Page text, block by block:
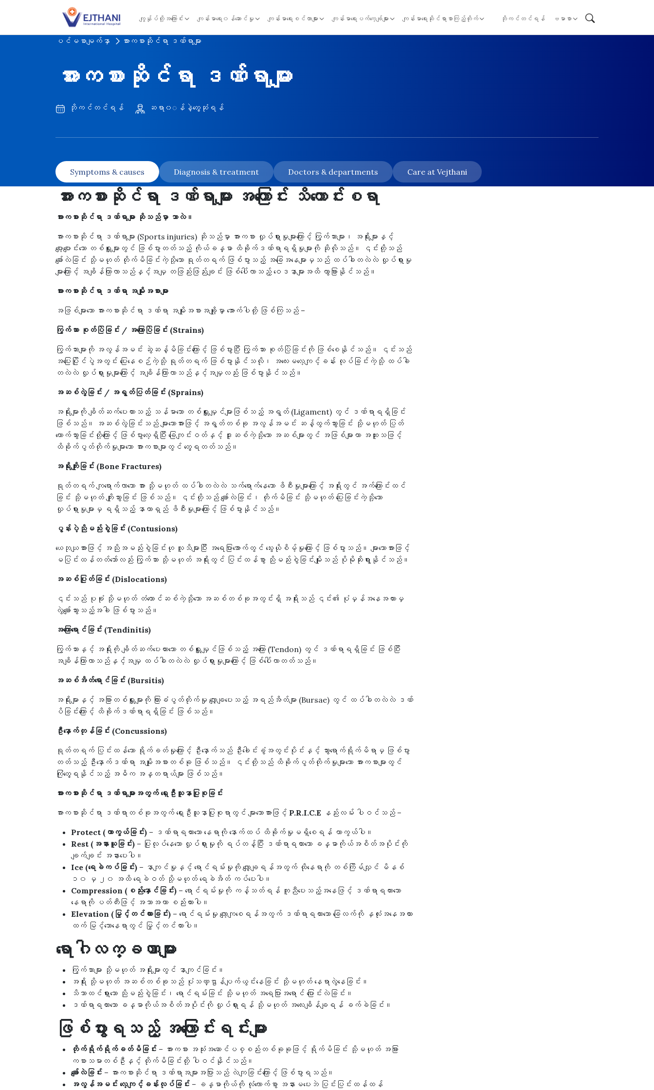
ကျွန်ုပ်တို့အကြောင်း ကျန်းမာရေး၀န်ဆောင်မှု ကျန်းမာရေးစင်တာများ ကျန်းမာရေးပက်ကေ့ချ်များ ကျန်းမာရေးဆိုင်ရာစာကြည့်တိုက် ဘိုကင်တင်ရန် ဗမာစာ
ပင်မစာမျက်နှာ အားကစားဆိုင်ရာ ဒဏ်ရာများ
အားကစားဆိုင်ရာ ဒဏ်ရာများ
ဘိုကင်တင်ရန် ဆရာ၀◌န်နဲ့တွေ့ဆုံရန်
Symptoms & causes Diagnosis & treatment Doctors & departments Care at Vejthani
အားကစားဆိုင်ရာ ဒဏ်ရာများ အကြောင်း သိကောင်းစရာ
အားကစားဆိုင်ရာ ဒဏ်ရာများ ဆိုသည်မှာ ဘာလဲ။
အားကစားဆိုင်ရာ ဒဏ်ရာများ (Sports injuries) ဆိုသည်မှာ အားကစား လှုပ်ရှားမှုများကြောင့် ကြွက်သားများ၊ အရိုးများနှင့်
ပျော့ပျောင်းသော တစ်ရှူးများတွင် ဖြစ်ပွားတတ်သည့် ကိုယ်ခန္ဓာ ထိခိုက်ဒဏ်ရာရရှိမှုများကို ဆိုလိုသည်။ ၎င်းတို့သည်
ချော်လဲခြင်း သို့မဟုတ် တိုက်မိခြင်းကဲ့သို့သော ရုတ်တရက် ဖြစ်ပွားသည့် အခြေအနေများမှသည် ထပ်ခါတလဲလဲ လှုပ်ရှားမှု
များကြောင့် အချိန်ကြာလာသည်နှင့်အမျှ တဖြည်းဖြည်းချင်း ဖြစ်ပေါ်လာသည့် ဝေဒနာများအထိ ကွာခြားနိုင်သည်။
အားကစားဆိုင်ရာ ဒဏ်ရာ အမျိုးအစားများ
အဖြစ်များသော အားကစားဆိုင်ရာ ဒဏ်ရာ အမျိုးအစားအချို့မှာ အောက်ပါတို့ ဖြစ်ကြသည် –
ကြွက်သား စုတ်ပြဲခြင်း / အကြောပြဲခြင်း (Strains)
ကြွက်သားများကို အလွန်အမင်း ဆွဲဆန့်မိခြင်းကြောင့် ဖြစ်ပွားပြီး ကြွက်သား စုတ်ပြဲခြင်းကို ဖြစ်စေနိုင်သည်။ ၎င်းသည်
အပြေးပြိုင်ပွဲအတွင်း ပြေးနေစဉ်ကဲ့သို့ ရုတ်တရက် ဖြစ်ပွားနိုင်သလို၊ အလေးမလေ့ကျင့်ခန်း လုပ်ခြင်းကဲ့သို့ ထပ်ခါ
တလဲလဲ လှုပ်ရှားမှုများကြောင့် အချိန်ကြာလာသည်နှင့်အမျှလည်း ဖြစ်ပွားနိုင်သည်။
အဆစ်လွဲခြင်း / အရွတ်ပြတ်ခြင်း (Sprains)
အရိုးများကို ချိတ်ဆက်ပေးထားသည့် သန်မာသော တစ်ရှူးမျှင်များဖြစ်သည့် အရွတ် (Ligament) တွင် ဒဏ်ရာရရှိခြင်း
ဖြစ်သည်။ အဆစ်လွဲခြင်းသည် များသောအားဖြင့် အရွတ်တစ်ခု အလွန်အမင်း ဆန့်ထွက်သွားခြင်း သို့မဟုတ် ပြတ်
တောက်သွားခြင်းတို့ကြောင့် ဖြစ်ပွားလေ့ရှိပြီး ခြေကျင်းဝတ်နှင့် ဒူးဆစ်ကဲ့သို့သော အဆစ်များတွင် အဖြစ်များကာ အထူးသဖြင့်
ထိခိုက်ပွတ်တိုက်မှုများသော အားကစားများတွင် တွေ့ရတတ်သည်။
အရိုးကျိုးခြင်း (Bone Fractures)
ရုတ်တရက် ကျရောက်လာသော အား သို့မဟုတ် ထပ်ခါတလဲလဲ သက်ရောက်နေသော ဖိစီးမှုများကြောင့် အရိုးတွင် အက်ကြောင်းထင်
ခြင်း သို့မဟုတ် ကျိုးသွားခြင်း ဖြစ်သည်။ ၎င်းတို့သည် ချော်လဲခြင်း၊ တိုက်မိခြင်း သို့မဟုတ် ပြေးခြင်းကဲ့သို့သော
လှုပ်ရှားမှုများမှ ရရှိသည့် နာတာရှည် ဖိစီးမှုများကြောင့် ဖြစ်ပွားနိုင်သည်။
ပွန်းပဲ့ညိုမည်းစွဲခြင်း (Contusions)
ယေဘုယျအားဖြင့် အညိုအမည်းစွဲခြင်းဟု လူသိများပြီး အရေပြားအောက်တွင် သွေးယိုစိမ့်မှုကြောင့် ဖြစ်ပွားသည်။ များသောအားဖြင့်
မပြင်းထန်တတ်သော်လည်း ကြွက်သား သို့မဟုတ် အရိုးတွင် ပြင်းထန်စွာ ညိုမည်းစွဲခြင်းမျိုးသည် ပိုမိုဆိုးရွားနိုင်သည်။
အဆစ်ပြုတ်ခြင်း (Dislocations)
၎င်းသည် ပုခုံး သို့မဟုတ် တံတောင်ဆစ်ကဲ့သို့သော အဆစ်တစ်ခုအတွင်းရှိ အရိုးသည် ၎င်း၏ ပုံမှန်အနေအထားမှ
လွဲချော်သွားသည့်အခါ ဖြစ်ပွားသည်။
အကြောရောင်ခြင်း (Tendinitis)
ကြွက်သားနှင့် အရိုးကို ချိတ်ဆက်ပေးထားသော တစ်ရှူးမျှင်ဖြစ်သည့် အကြော (Tendon) တွင် ဒဏ်ရာရရှိခြင်း ဖြစ်ပြီး
အချိန်ကြာလာသည်နှင့်အမျှ ထပ်ခါတလဲလဲ လှုပ်ရှားမှုများကြောင့် ဖြစ်ပေါ်လာတတ်သည်။
အဆစ်အိတ်ရောင်ခြင်း (Bursitis)
အရိုးများနှင့် အခြားတစ်ရှူးများကို ကြားခံပွတ်တိုက်မှု လျှော့ချပေးသည့် အရည်အိတ်များ (Bursae) တွင် ထပ်ခါတလဲလဲ ဒဏ်
ပိခြင်းကြောင့် ထိခိုက်ဒဏ်ရာရရှိခြင်း ဖြစ်သည်။
ဦးနှောက်တုန်ခြင်း (Concussions)
ရုတ်တရက် ပြင်းထန်သော ရိုက်ခတ်မှုကြောင့် ဦးနှောက်သည် ဦးခေါင်းခွံအတွင်းပိုင်းနှင့် သွားရောက်ရိုက်မိရာမှ ဖြစ်ပွား
တတ်သည့် ဦးနှောက်ဒဏ်ရာ အမျိုးအစားတစ်ခု ဖြစ်သည်။ ၎င်းတို့သည် ထိခိုက်ပွတ်တိုက်မှုများသော အားကစားများတွင်
ကြုံတွေ့ရနိုင်သည့် အဓိက အန္တရာယ်များ ဖြစ်သည်။
အားကစားဆိုင်ရာ ဒဏ်ရာများအတွက် ရှေးဦးသူနာပြုစုခြင်း
အားကစားဆိုင်ရာ ဒဏ်ရာတစ်ခုအတွက် ရှေးဦးသူနာပြုစုရာတွင် များသောအားဖြင့် P.R.I.C.E နည်းလမ်း ပါဝင်သည် –
Protect (ကာကွယ်ခြင်း) – ဒဏ်ရာရထားသော နေရာကို နောက်ထပ် ထိခိုက်မှုမရှိစေရန် ကာကွယ်ပါ။
Rest (အနားယူခြင်း) – ပြုလုပ်နေသော လှုပ်ရှားမှုကို ရပ်တန့်ပြီး ဒဏ်ရာရထားသော ခန္ဓာကိုယ်အစိတ်အပိုင်းကို
ချက်ချင်း အနားပေးပါ။
Ice (ရေခဲကပ်ခြင်း) – နာကျင်မှုနှင့် ရောင်ရမ်းမှုကို လျှော့ချရန်အတွက် ထိုနေရာကို တစ်ကြိမ်လျှင် မိနစ်
၁၀ မှ ၂၀ အထိ ရေခဲဝတ် သို့မဟုတ် ရေခဲအိတ် ကပ်ပေးပါ။
Compression (စည်းနှောင်ခြင်း) – ရောင်ရမ်းမှုကို ကန့်သတ်ရန် ကူညီပေးသည့်အနေဖြင့် ဒဏ်ရာရထားသော
နေရာကို ပတ်တီးဖြင့် အသာအယာ စည်းထားပါ။
Elevation (မြှင့်တင်ထားခြင်း) – ရောင်ရမ်းမှု လျော့ကျစေရန်အတွက် ဒဏ်ရာရထားသော ခြေလက်ကို နှလုံးအနေအထား
ထက် မြင့်သောနေရာတွင် မြှင့်တင်ထားပါ။
ရောဂါလက္ခဏာများ
ကြွက်သားများ သို့မဟုတ် အရိုးများတွင် နာကျင်ခြင်း။
အရိုး သို့မဟုတ် အဆစ်တစ်ခုသည် ပုံသဏ္ဌာန်ပျက်ယွင်းနေခြင်း သို့မဟုတ် နေရာလွဲနေခြင်း။
သိသာထင်ရှားသော ညိုမည်းစွဲခြင်း၊ ရောင်ရမ်းခြင်း သို့မဟုတ် အရေပြားအရောင် ပြောင်းလဲခြင်း။
ဒဏ်ရာရထားသော ခန္ဓာကိုယ်အစိတ်အပိုင်းကို လှုပ်ရှားရန် သို့မဟုတ် အလေးချိန်ချရန် ခက်ခဲခြင်း။
ဖြစ်ပွားရသည့် အကြောင်းရင်းများ
တိုက်ရိုက်ရိုက်ခတ်မိခြင်း – အားကစား အသုံးအဆောင်ပစ္စည်းတစ်ခုခုဖြင့် ရိုက်မိခြင်း သို့မဟုတ် အခြား
ကစားသမားတစ်ဦးနှင့် တိုက်မိခြင်းတို့ ပါဝင်နိုင်သည်။
ချော်လဲခြင်း – အားကစားဆိုင်ရာ ဒဏ်ရာအများအပြားသည် လဲကျခြင်းကြောင့် ဖြစ်ပွားရသည်။
အလွန်အမင်း လေ့ကျင့်ခန်းလုပ်ခြင်း – ခန္ဓာကိုယ်ကို လုံလောက်စွာ အနားမပေးဘဲ ပြင်းပြင်းထန်ထန်